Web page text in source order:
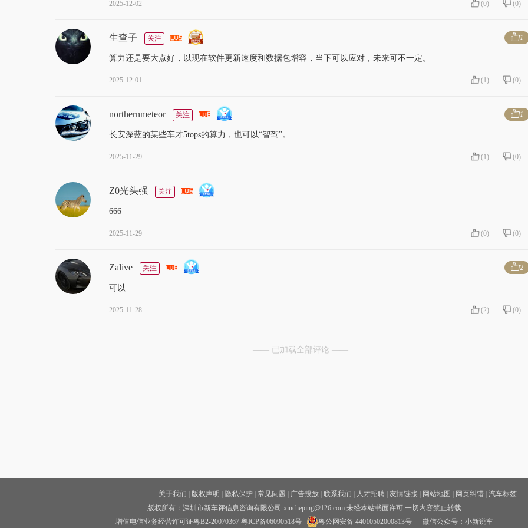
2025-12-02 (0) (0)
生查子 关注 1
算力还是要大点好，以现在软件更新速度和数据包增容，当下可以应对，未来可不一定。
2025-12-01 (1) (0)
northernmeteor 关注 1
长安深蓝的某些车才5tops的算力，也可以“智驾”。
2025-11-29 (1) (0)
Z0光头强 关注
666
2025-11-29 (0) (0)
Zalive 关注 2
可以
2025-11-28 (2) (0)
—— 已加载全部评论 ——
关于我们 版权声明 隐私保护 常见问题 广告投放 联系我们 人才招聘 友情链接 网站地图 网页纠错
汽车标签
版权所有：深圳市新车评信息咨询有限公司 xincheping@126.com 未经本站书面许可 一切内容禁止转载
增值电信业务经营许可证粤B2-20070367 粤ICP备06090518号 粤公网安备 44010502000813号微信公众号：小新说车